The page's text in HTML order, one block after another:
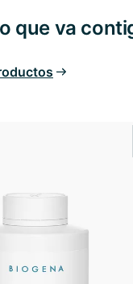
que va